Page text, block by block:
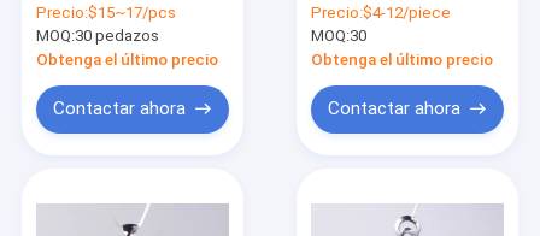
Cross Ring del
aniversario
Precio:$15~17/pcs
MOQ:30 pedazos
Obtenga el último precio
Contactar ahora
Plata Cruzada
Colgante para
Mujeres 925
Colgante de Plata CZ
Agregue un toque de
lujo a su colección
Colgante de Plata CZ
este colgante
impresionante
Precio:$4-12/piece
MOQ:30
Obtenga el último precio
Contactar ahora